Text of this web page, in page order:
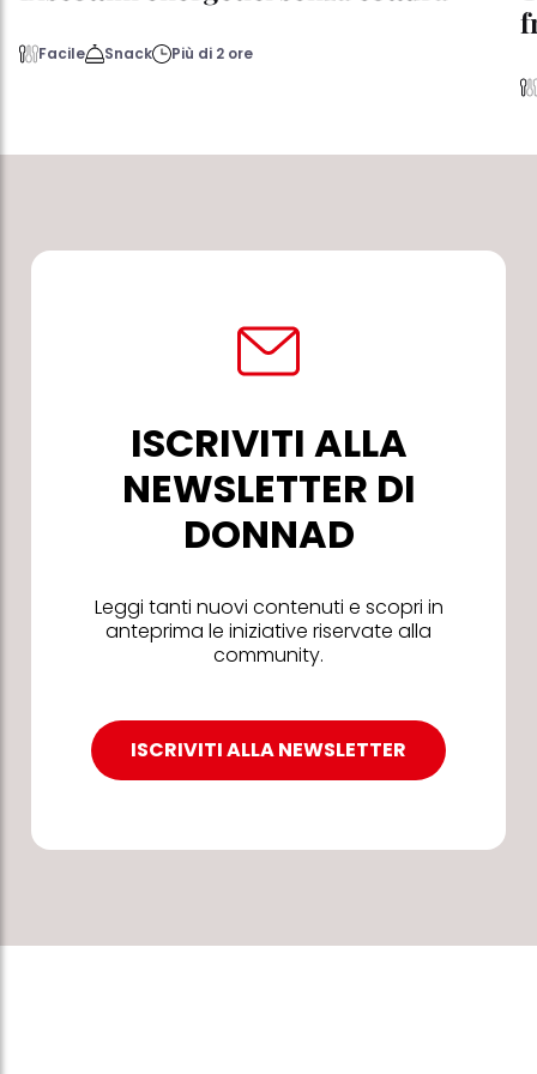
Facile Snack Più di 2 ore
ISCRIVITI ALLA
NEWSLETTER DI
DONNAD
Leggi tanti nuovi contenuti e scopri in
anteprima le iniziative riservate alla
community.
ISCRIVITI ALLA NEWSLETTER